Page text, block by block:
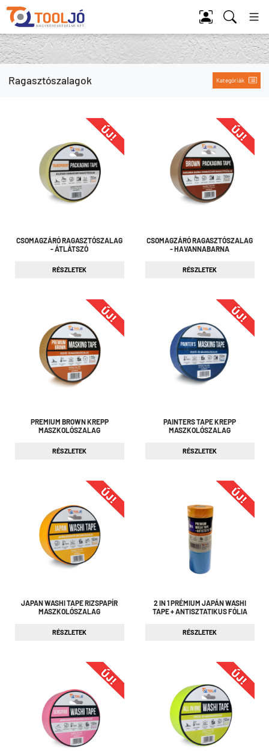
Tool Jó
Ragasztószalagok Kategóriák
CSOMAGZÁRÓ RAGASZTÓSZALAG
- ÁTLÁTSZÓ
RÉSZLETEK
CSOMAGZÁRÓ RAGASZTÓSZALAG
- HAVANNABARNA
RÉSZLETEK
PREMIUM BROWN KREPP
MASZKOLÓSZALAG
RÉSZLETEK
PAINTERS TAPE KREPP
MASZKOLÓSZALAG
RÉSZLETEK
JAPAN WASHI TAPE RIZSPAPÍR
MASZKOLÓSZALAG
RÉSZLETEK
2 IN 1 PRÉMIUM JAPÁN WASHI
TAPE + ANTISZTATIKUS FÓLIA
RÉSZLETEK